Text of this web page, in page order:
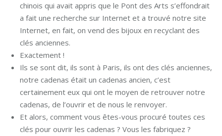
chinois qui avait appris que le Pont des Arts s’effondrait
a fait une recherche sur Internet et a trouvé notre site
Internet, en fait, on vend des bijoux en recyclant des
clés anciennes.
Exactement !
Ils se sont dit, ils sont à Paris, ils ont des clés anciennes,
notre cadenas était un cadenas ancien, c’est
certainement eux qui ont le moyen de retrouver notre
cadenas, de l’ouvrir et de nous le renvoyer.
Et alors, comment vous êtes-vous procuré toutes ces
clés pour ouvrir les cadenas ? Vous les fabriquez ?